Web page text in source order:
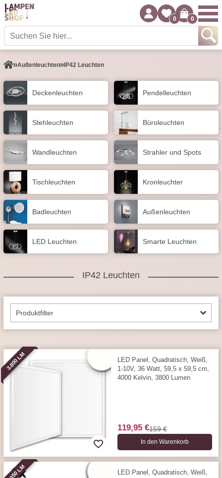
0 0
Außen­leuchten IP42 Leuchten
Decken­leuchten Pendel­leuchten
Stehleuchten Büroleuchten
Wand­leuchten Strahler und Spots
Tisch­leuchten Kronleuchter
Badleuchten Außen­leuchten
LED Leuchten Smarte Leuchten
IP42 Leuchten
Produktfilter
3.800 LM
LED Panel, Quadratisch, Weiß,
1-10V, 36 Watt, 59,5 x 59,5 cm,
4000 Kelvin, 3800 Lumen
119,95 €159 €
In den Warenkorb
4.350 LM
LED Panel, Quadratisch, Weiß,